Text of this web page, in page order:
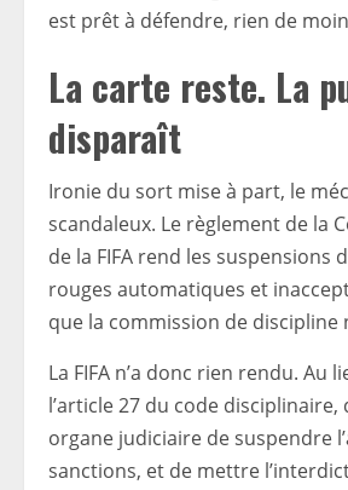
est prêt à défendre, rien de
La carte reste. La
disparaît
Ironie du sort mise à part, le
scandaleux. Le règlement de la
de la FIFA rend les suspensions
rouges automatiques et
que la commission de discipline
La FIFA n’a donc rien rendu. Au
l’article 27 du code
organe judiciaire de suspendre
sanctions, et de mettre